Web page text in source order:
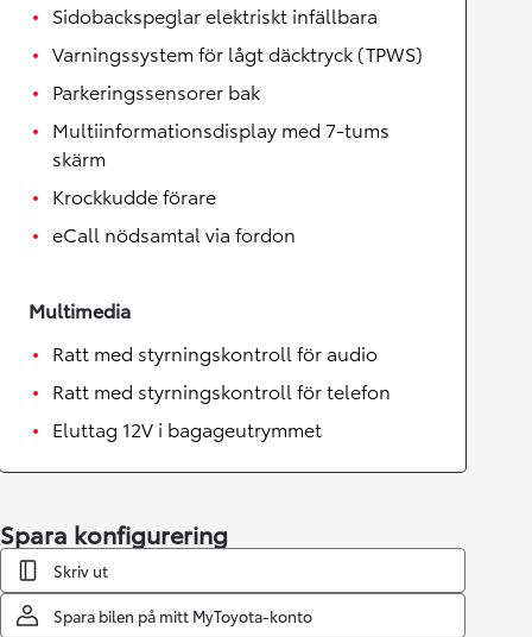
Sidobackspeglar elektriskt infällbara
Varningssystem för lågt däcktryck (TPWS)
Parkeringssensorer bak
Multiinformationsdisplay med 7-tums
skärm
Krockkudde förare
eCall nödsamtal via fordon
Multimedia
Ratt med styrningskontroll för audio
Ratt med styrningskontroll för telefon
Eluttag 12V i bagageutrymmet
Spara konfigurering
Skriv ut
Spara bilen på mitt MyToyota-konto